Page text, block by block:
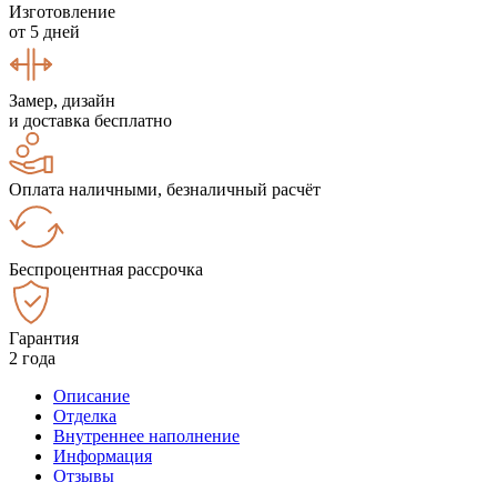
Изготовление
от 5 дней
Замер, дизайн
и доставка бесплатно
Оплата наличными, безналичный расчёт
Беспроцентная рассрочка
Гарантия
2 года
Описание
Отделка
Внутреннее наполнение
Информация
Отзывы